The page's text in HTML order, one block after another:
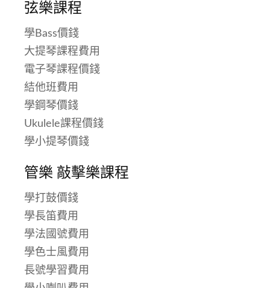
弦樂課程
學Bass價錢
大提琴課程費用
電子琴課程價錢
結他班費用
學鋼琴價錢
Ukulele課程價錢
學小提琴價錢
管樂 敲擊樂課程
學打鼓價錢
學長笛費用
學法國號費用
學色士風費用
長號學習費用